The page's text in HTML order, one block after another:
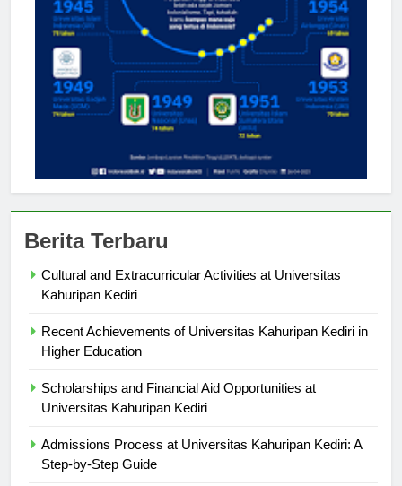
Berita Terbaru
Cultural and Extracurricular Activities at Universitas
Kahuripan Kediri
Recent Achievements of Universitas Kahuripan Kediri in
Higher Education
Scholarships and Financial Aid Opportunities at
Universitas Kahuripan Kediri
Admissions Process at Universitas Kahuripan Kediri: A
Step-by-Step Guide